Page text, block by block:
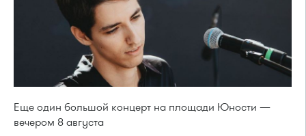
Еще один большой концерт на площади Юности —
вечером 8 августа